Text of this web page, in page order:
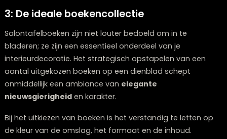
Voor een samenhangend beeld is het aan te raden
bewust contrast vormen met je dienblad.
potjes op een houten dienblad zorgen voor een
behaaglijke, natuurlijke look, terwijl witte keramische
op een zwart dienblad een strak en eigentijds effect
teweegbrengen.
3: De ideale boekencollectie